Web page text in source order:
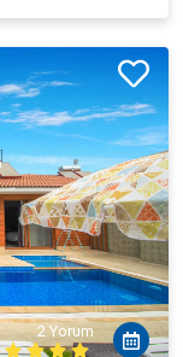
2 Yorum